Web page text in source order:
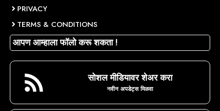
PRIVACY
TERMS & CONDITIONS
आपण आम्हाला फॉलो करू शकता !
सोशल मीडियावर शेअर करा
नवीन अपडेट्स मिळवा